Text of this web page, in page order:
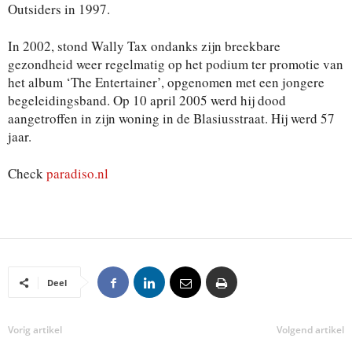
Outsiders in 1997.
In 2002, stond Wally Tax ondanks zijn breekbare
gezondheid weer regelmatig op het podium ter promotie van
het album ‘The Entertainer’, opgenomen met een jongere
begeleidingsband. Op 10 april 2005 werd hij dood
aangetroffen in zijn woning in de Blasiusstraat. Hij werd 57
jaar.
Checkparadiso.nl
Deel
Vorig artikel Volgend artikel